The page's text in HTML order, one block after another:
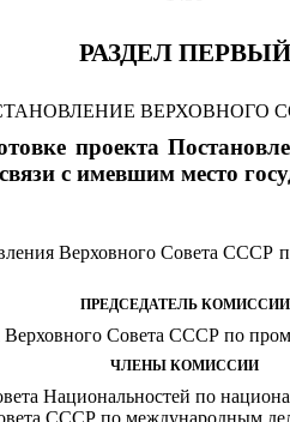
РАЗДЕЛ ПЕРВЫЙ
ВЕРХОВНОГО
проекта
с имевшим место
Верховного Совета
ПРЕДСЕДАТЕЛЬ КОМИССИИ
Совета СССР по
ЧЛЕНЫ КОМИССИИ
Национальностей по